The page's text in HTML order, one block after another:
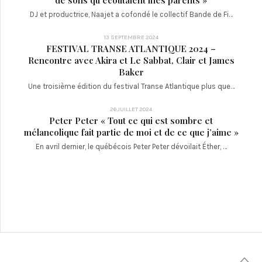
DJ et productrice, Naajet a cofondé le collectif Bande de Fi…
13 SEPTEMBRE 2024
FESTIVAL TRANSE ATLANTIQUE 2024 –
Rencontre avec Akira et Le Sabbat, Clair et James
Baker
Une troisième édition du festival Transe Atlantique plus que…
26 JUILLET 2024
Peter Peter « Tout ce qui est sombre et
mélancolique fait partie de moi et de ce que j’aime »
En avril dernier, le québécois Peter Peter dévoilait Éther, …